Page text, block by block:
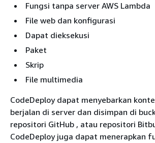
Fungsi tanpa server AWS Lambda
File web dan konfigurasi
Dapat dieksekusi
Paket
Skrip
File multimedia
CodeDeploy dapat menyebarkan
berjalan di server dan disimpan di
repositori GitHub , atau repositori
CodeDeploy juga dapat menerapkan